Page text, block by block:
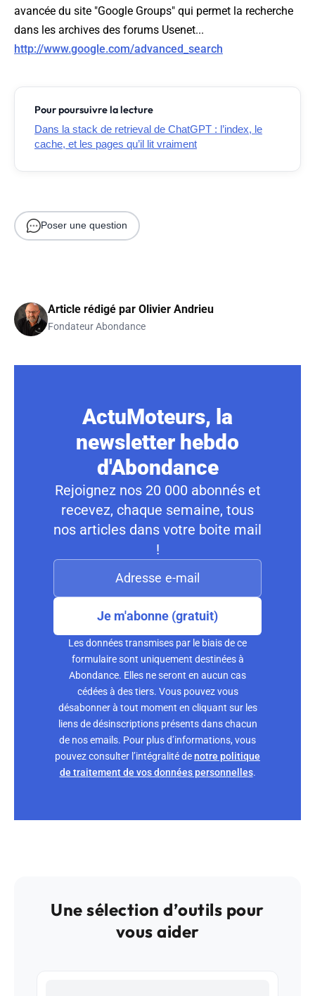
avancée du site "Google Groups" qui permet la recherche
dans les archives des forums Usenet...
http://www.google.com/advanced_search
Pour poursuivre la lecture
Dans la stack de retrieval de ChatGPT : l’index, le
cache, et les pages qu’il lit vraiment
Poser une question
Article rédigé par Olivier Andrieu
Fondateur Abondance
ActuMoteurs, la
newsletter hebdo
d'Abondance
Rejoignez nos 20 000 abonnés et
recevez, chaque semaine, tous
nos articles dans votre boite mail
!
Je m'abonne (gratuit)
Les données transmises par le biais de ce
formulaire sont uniquement destinées à
Abondance. Elles ne seront en aucun cas
cédées à des tiers. Vous pouvez vous
désabonner à tout moment en cliquant sur les
liens de désinscriptions présents dans chacun
de nos emails. Pour plus d’informations, vous
pouvez consulter l’intégralité denotre politique
de traitement de vos données personnelles.
Une sélection d’outils pour
vous aider